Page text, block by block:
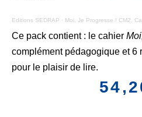
Editions SEDRAP · Moi, Je Progresse ! CM2,
Ce pack contient : le cahier
complément pédagogique et 6
pour le plaisir de lire.